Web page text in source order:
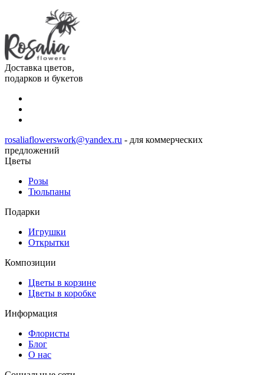
Доставка цветов,
подарков и букетов
rosaliaflowerswork@yandex.ru - для коммерческих
предложений
Цветы
Розы
Тюльпаны
Подарки
Игрушки
Открытки
Композиции
Цветы в корзине
Цветы в коробке
Информация
Флористы
Блог
О нас